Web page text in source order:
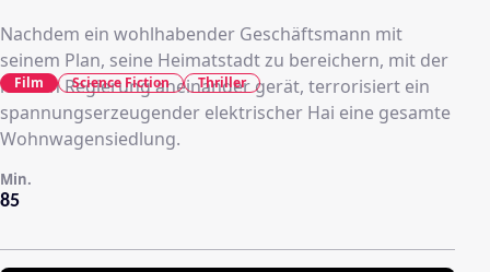
Nachdem ein wohlhabender Geschäftsmann mit
seinem Plan, seine Heimatstadt zu bereichern, mit der
lokalen Regierung aneinander gerät, terrorisiert ein
spannungserzeugender elektrischer Hai eine gesamte
Wohnwagensiedlung.
85
Min.
Film Science Fiction Thriller